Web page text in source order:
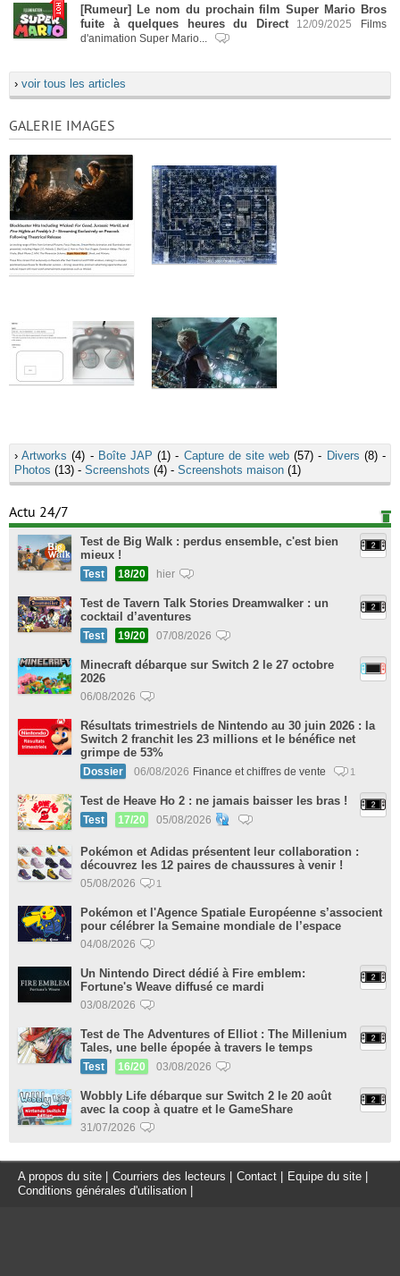
[Rumeur] Le nom du prochain film Super Mario Bros
fuite à quelques heures du Direct
12/09/2025
Films
d'animation Super Mario...
› voir tous les articles
GALERIE IMAGES
›Artworks (4) - Boîte JAP (1) - Capture de site web (57) - Divers (8) -
Photos (13) - Screenshots (4) - Screenshots maison (1)
Actu 24/7
Test de Big Walk : perdus ensemble, c'est bien
mieux !
Test 18/20 hier
Test de Tavern Talk Stories Dreamwalker : un
cocktail d’aventures
Test 19/20 07/08/2026
Minecraft débarque sur Switch 2 le 27 octobre
2026
06/08/2026
Résultats trimestriels de Nintendo au 30 juin 2026 : la
Switch 2 franchit les 23 millions et le bénéfice net
grimpe de 53%
Dossier 06/08/2026 Finance et chiffres de vente 1
Test de Heave Ho 2 : ne jamais baisser les bras !
Test 17/20 05/08/2026
Pokémon et Adidas présentent leur collaboration :
découvrez les 12 paires de chaussures à venir !
05/08/2026 1
Pokémon et l'Agence Spatiale Européenne s’associent
pour célébrer la Semaine mondiale de l’espace
04/08/2026
Un Nintendo Direct dédié à Fire emblem:
Fortune's Weave diffusé ce mardi
03/08/2026
Test de The Adventures of Elliot : The Millenium
Tales, une belle épopée à travers le temps
Test 16/20 03/08/2026
Wobbly Life débarque sur Switch 2 le 20 août
avec la coop à quatre et le GameShare
31/07/2026
A propos du site Courriers des lecteurs Contact Equipe du site
Conditions générales d'utilisation